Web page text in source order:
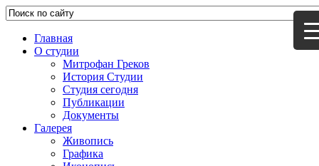
Главная
О студии
Митрофан Греков
История Студии
Студия сегодня
Публикации
Документы
Галерея
Живопись
Графика